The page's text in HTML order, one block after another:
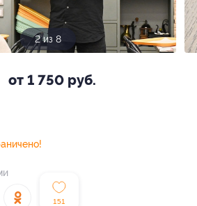
3 из 8
от 1 750 руб.
151